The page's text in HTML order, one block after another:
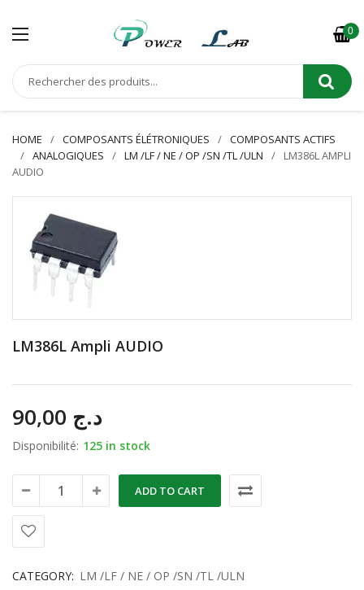
0
HOME COMPOSANTS ÉLÉTRONIQUES
COMPOSANTS ACTIFS
ANALOGIQUES
LM /LF / NE / OP /SN /TL /ULN
LM386L AMPLI
AUDIO
LM386L Ampli AUDIO
د.ج
Disponibilité: 125 in stock
ADD TO CART
CATEGORY: LM /LF / NE / OP /SN /TL /ULN